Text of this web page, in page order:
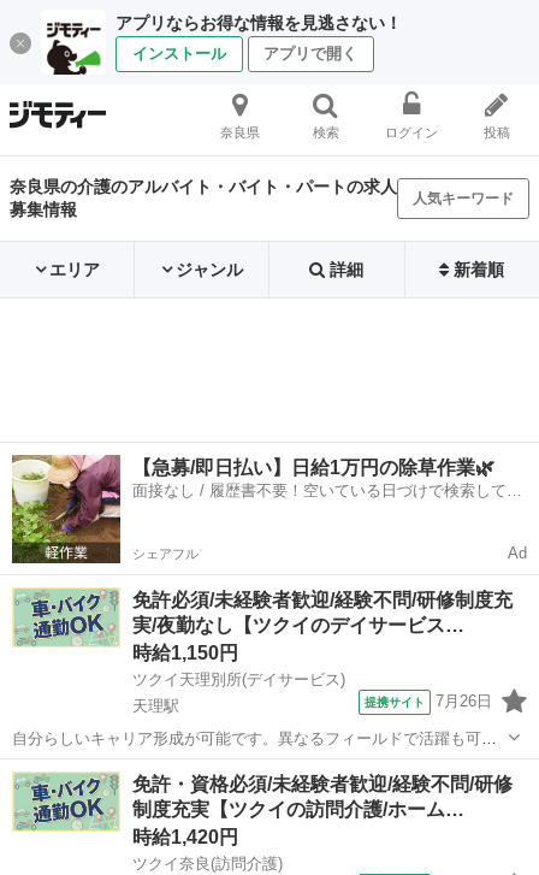
アプリならお得な情報を見逃さない！
インストール アプリで開く
奈良県 検索 ログイン 投稿
奈良県の介護のアルバイト・バイト・パートの求人
募集情報
人気キーワード
エリア ジャンル 詳細 新着順
【急募/即日払い】日給1万円の除草作業🌿
面接なし / 履歴書不要！空いている日づけで検索して即
シェアフル Ad
免許必須/未経験者歓迎/経験不問/研修制度充
実/夜勤なし【ツクイのデイサービス…
時給1,150円
ツクイ天理別所(デイサービス)
天理駅
提携サイト 7月26日
自分らしいキャリア形成が可能です。異なるフィールドで活躍も可！
資格取得支援も整っています。 ★☆ 働きやすいメリット多数 ★☆ ＼
＼サービス・職種の魅力／／ 「今私たちに求められていることは何だ
ろう」「どんな工夫をしたら...
奈良 天理市 天理駅 介護
免許・資格必須/未経験者歓迎/経験不問/研修
制度充実【ツクイの訪問介護/ホーム…
時給1,420円
ツクイ奈良(訪問介護)